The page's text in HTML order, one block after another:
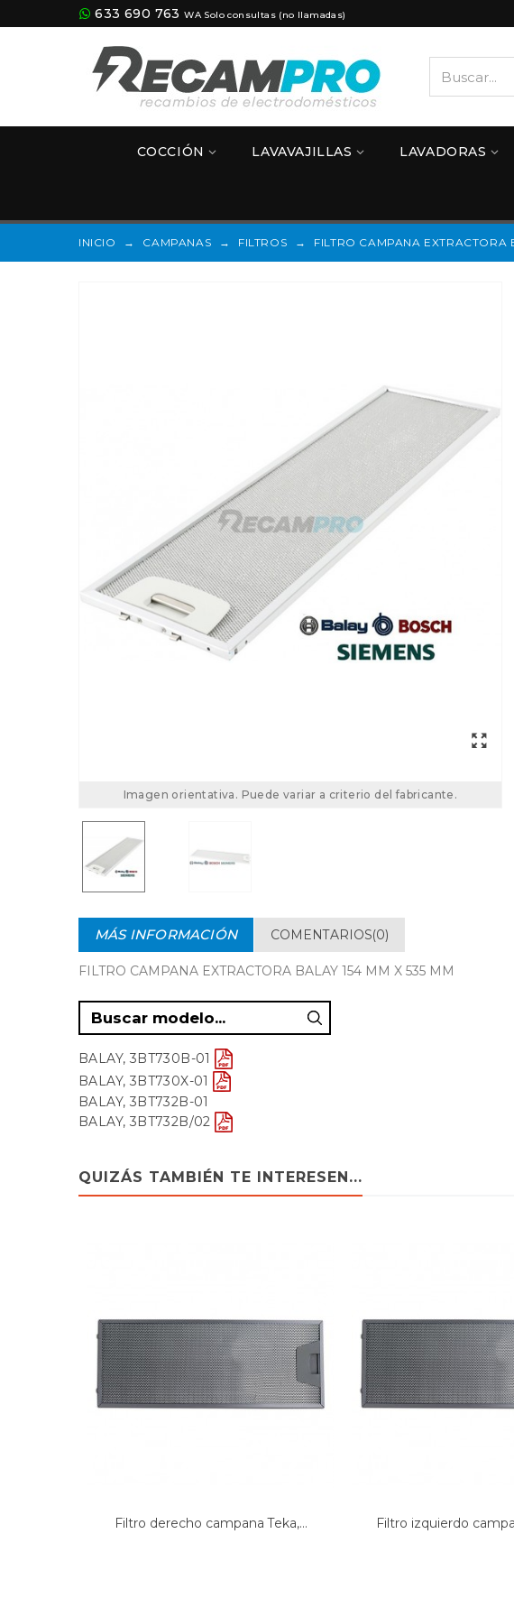
633 690 763 WA Solo consultas (no llamadas)
COCCIÓN LAVAVAJILLAS LAVADORAS
INICIO → CAMPANAS → FILTROS → FILTRO CAMPANA EXTRACTORA
Imagen orientativa. Puede variar a criterio del fabricante.
MÁS INFORMACIÓN COMENTARIOS(0)
FILTRO CAMPANA EXTRACTORA BALAY 154 MM X 535 MM
BALAY, 3BT730B-01
BALAY, 3BT730X-01
BALAY, 3BT732B-01
BALAY, 3BT732B/02
BOSCH, 3BT732N/0
BOSCH, 3BT732X/01
QUIZÁS TAMBIÉN TE INTERESEN...
Filtro derecho campana Teka,... Filtro izquierdo